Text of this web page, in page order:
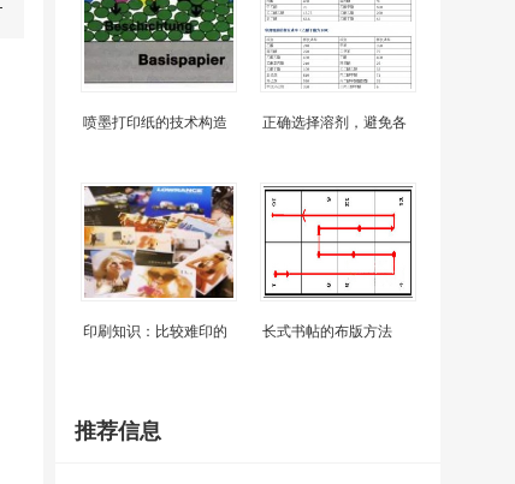
喷墨打印纸的技术构造 正确选择溶剂，避免各
印刷知识：比较难印的 长式书帖的布版方法
推荐信息